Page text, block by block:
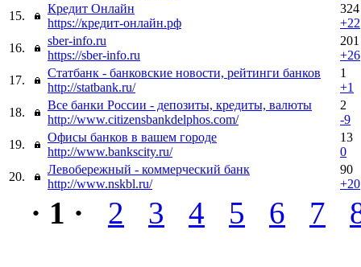
15.
Кредит Онлайн
https://кредит-онлайн.рф
324
+22
16.
sber-info.ru
https://sber-info.ru
201
+26
17.
Статбанк - банковские новости, рейтинги банков
http://statbank.ru/
1
+1
18.
Все банки России - депозиты, кредиты, валюты
http://www.citizensbankdelphos.com/
2
-9
19.
Офисы банков в вашем городе
http://www.bankscity.ru/
13
0
20.
Левобережный - коммерческий банк
http://www.nskbl.ru/
90
+20
· 1 · 2 3 4 5 6 7